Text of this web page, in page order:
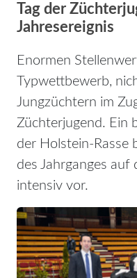
Tag der
Jahresereignis
Enormen
Typwettbewerb,
Jungzüchtern im
Züchterjugend. Ein
der Holstein-Rasse
des Jahrganges auf
intensiv vor.